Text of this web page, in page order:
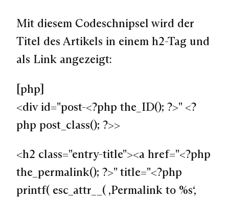
Mit diesem Codeschnipsel wird der
Titel des Artikels in einem h2-Tag und
als Link angezeigt:
[php]
<div id="post-<?php the_ID(); ?>" <?
php post_class(); ?>>
<h2 class="entry-title"><a href="<?php
the_permalink(); ?>" title="<?php
printf( esc_attr__( ‚Permalink to %s‘,